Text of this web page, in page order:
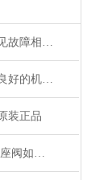
EATON按钮开关的常见故障相应解决方法介绍
EATON按钮开关具有良好的机械性能和电气性能
装正品
德国BURKERT宝德角座阀如何避免故障？